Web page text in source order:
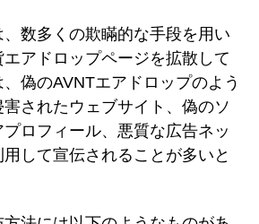
数多くの欺瞞的な手段を用い
アドロップページを拡散して
偽のAVNTエアドロップのよう
されたウェブサイト、偽のソ
ロフィール、悪質な広告ネッ
用して宣伝されることが多いと